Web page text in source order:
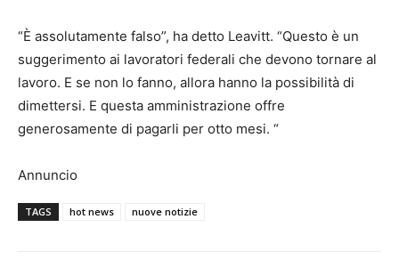
“È assolutamente falso”, ha detto Leavitt. “Questo è un
suggerimento ai lavoratori federali che devono tornare al
lavoro. E se non lo fanno, allora hanno la possibilità di
dimettersi. E questa amministrazione offre
generosamente di pagarli per otto mesi. “
Annuncio
TAGS hot news nuove notizie